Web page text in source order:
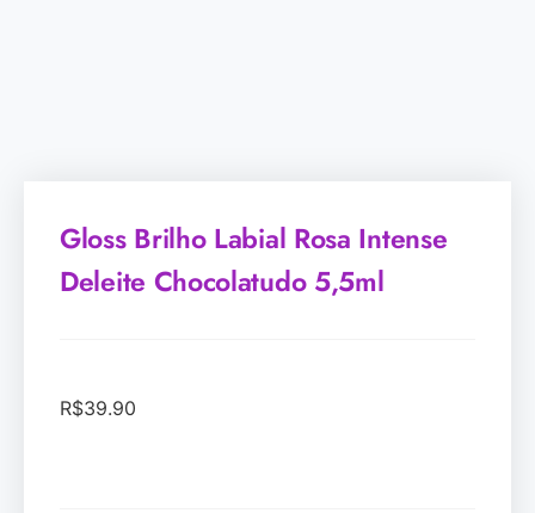
Gloss Brilho Labial Rosa Intense
Deleite Chocolatudo 5,5ml
R$39.90